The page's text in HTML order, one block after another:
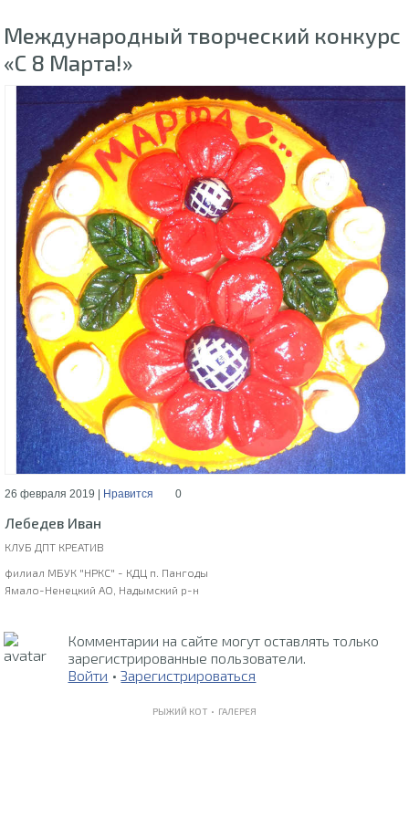
Международный творческий конкурс
«С 8 Марта!»
26 февраля 2019 | Нравится 0
Лебедев Иван
КЛУБ ДПТ КРЕАТИВ
филиал МБУК "НРКС" - КДЦ п. Пангоды
Ямало-Ненецкий АО, Надымский р-н
Комментарии на сайте могут оставлять только
зарегистрированные пользователи.
Войти •Зарегистрироваться
РЫЖИЙ КОТ • ГАЛЕРЕЯ